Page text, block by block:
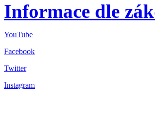
Informace dle
YouTube
Facebook
Twitter
Instagram